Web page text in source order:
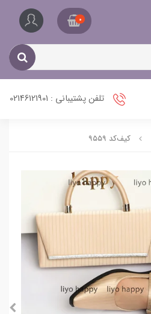
0
تلفن پشتیبانی : 02146121901
کیف‌کد ۹۵۵۹